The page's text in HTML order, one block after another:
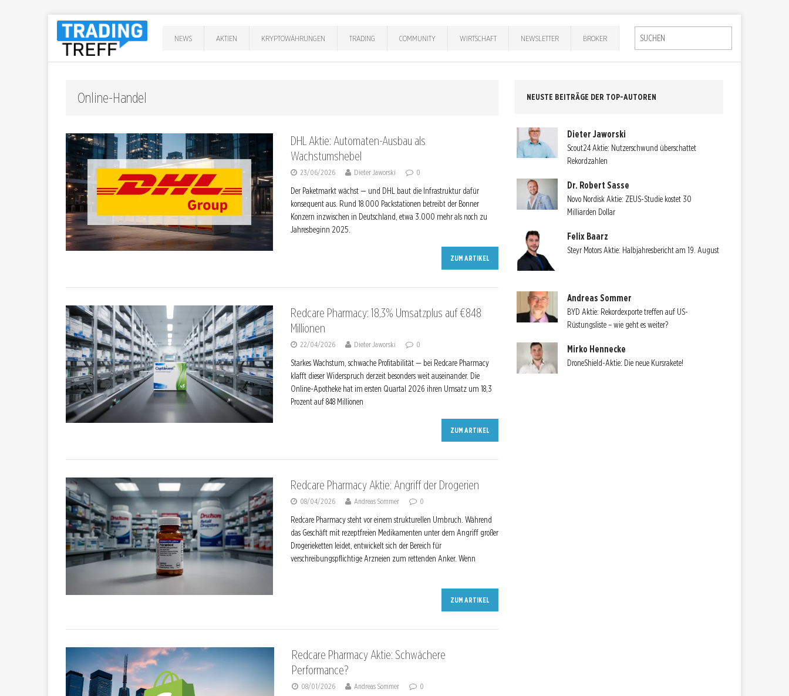
NEWS AKTIEN KRYPTOWÄHRUNGEN TRADING COMMUNITY WIRTSCHAFT NEWSLETTER BROKER
Online-Handel
DHL Aktie: Automaten-Ausbau als
Wachstumshebel
23/06/2026 Dieter Jaworski 0
Der Paketmarkt wächst — und DHL baut die Infrastruktur dafür
konsequent aus. Rund 18.000 Packstationen betreibt der Bonner
Konzern inzwischen in Deutschland, etwa 3.000 mehr als noch zu
Jahresbeginn 2025.
ZUM ARTIKEL
Redcare Pharmacy: 18,3% Umsatzplus auf €848
Millionen
22/04/2026 Dieter Jaworski 0
Starkes Wachstum, schwache Profitabilität — bei Redcare Pharmacy
klafft dieser Widerspruch derzeit besonders weit auseinander. Die
Online-Apotheke hat im ersten Quartal 2026 ihren Umsatz um 18,3
Prozent auf 848 Millionen
ZUM ARTIKEL
Redcare Pharmacy Aktie: Angriff der Drogerien
08/04/2026 Andreas Sommer 0
Redcare Pharmacy steht vor einem strukturellen Umbruch. Während
das Geschäft mit rezeptfreien Medikamenten unter dem Angriff großer
Drogerieketten leidet, entwickelt sich der Bereich für
verschreibungspflichtige Arzneien zum rettenden Anker. Wenn
ZUM ARTIKEL
Redcare Pharmacy Aktie: Schwächere
Performance?
08/01/2026 Andreas Sommer 0
NEUSTE BEITRÄGE DER TOP-AUTOREN
Dieter Jaworski
Scout24 Aktie: Nutzerschwund überschattet
Rekordzahlen
Dr. Robert Sasse
Novo Nordisk Aktie: ZEUS-Studie kostet 30
Milliarden Dollar
Felix Baarz
Steyr Motors Aktie: Halbjahresbericht am 19. August
Andreas Sommer
BYD Aktie: Rekordexporte treffen auf US-
Rüstungsliste – wie geht es weiter?
Mirko Hennecke
DroneShield-Aktie: Die neue Kursrakete!